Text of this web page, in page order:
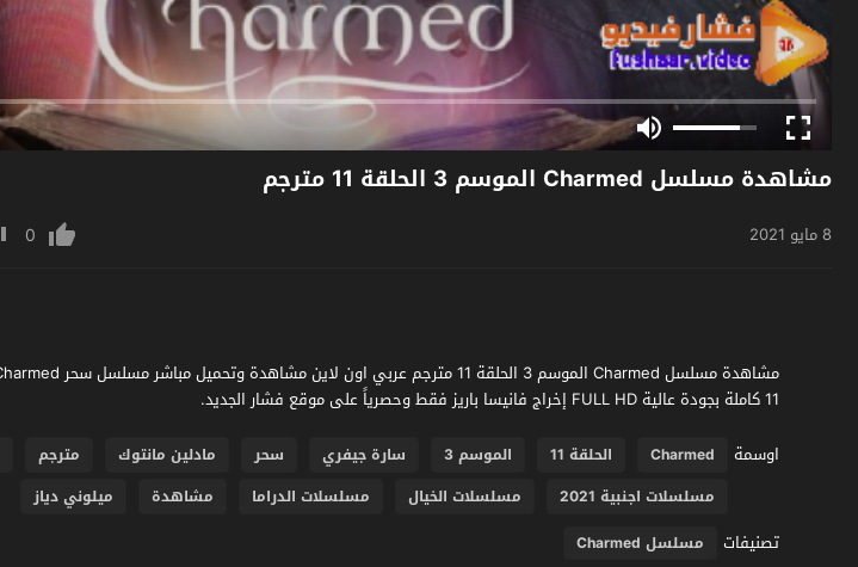
مشاهدة مسلسل Charmed الموسم 3 الحلقة 11 مترجم
8 مايو 2021 0
11 كاملة بجودة عالية FULL HD إخراج فانيسا باريز فقط وحصرياً على موقع فشار الجديد.
اوسمة
Charmed الحلقة 11 الموسم 3 سارة جيفري سحر مادلين مانتوك مترجم
مسلسلات اجنبية 2021
مسلسلات الخيال مسلسلات الدراما مشاهدة ميلوني دياز
تصنيفات مسلسل Charmed